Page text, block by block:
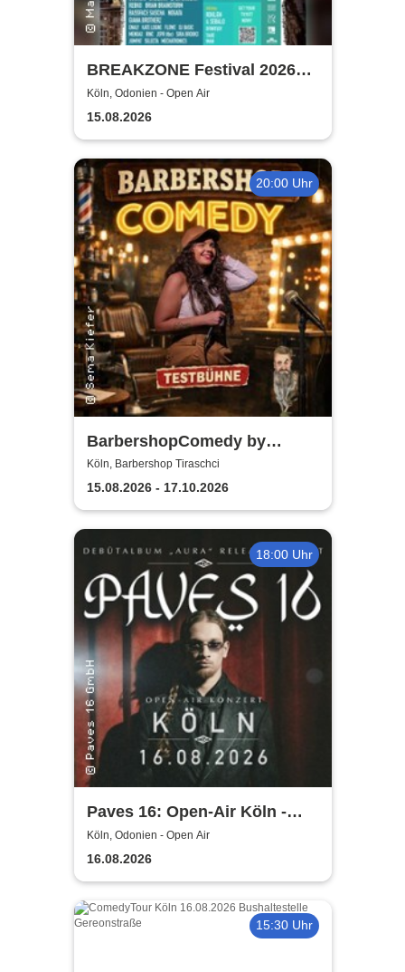
BREAKZONE Festival 2026
(DAY & NIGHT) | presented by
Pathfinder
Köln, Odonien - Open Air
15.08.2026
20:00 Uhr
BarbershopComedy by
Tiraschci - Sema Kurschunlu
Köln, Barbershop Tiraschci
15.08.2026 - 17.10.2026
18:00 Uhr
Paves 16: Open-Air Köln -
Album Release Konzert
Köln, Odonien - Open Air
16.08.2026
15:30 Uhr